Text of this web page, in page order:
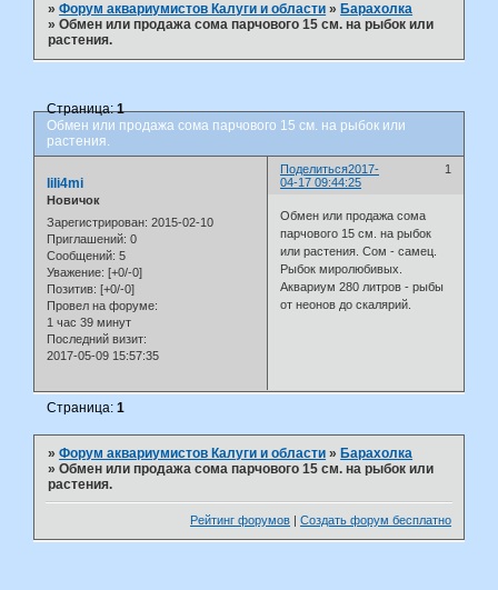
»Форум аквариумистов Калуги и области » Барахолка
»Обмен или продажа сома парчового 15 см. на рыбок или
растения.
Обмен или продажа сома парчового 15 см. на рыбок или
растения.
Страница:1
Поделиться 1
2017-
04-17 09:44:25
lili4mi
Новичок
Зарегистрирован: 2015-02-10
Приглашений: 0
Сообщений: 5
Уважение: [+0/-0]
Позитив: [+0/-0]
Провел на форуме:
1 час 39 минут
Последний визит:
2017-05-09 15:57:35
Обмен или продажа сома
парчового 15 см. на рыбок
или растения. Сом - самец.
Рыбок миролюбивых.
Аквариум 280 литров - рыбы
от неонов до скалярий.
Страница:1
»Форум аквариумистов Калуги и области » Барахолка
»Обмен или продажа сома парчового 15 см. на рыбок или
растения.
Рейтинг форумов | Создать форум бесплатно